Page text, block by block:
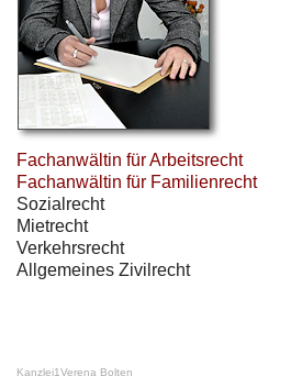
Fachanwältin für Arbeitsrecht
Fachanwältin für Familienrecht
Sozialrecht
Mietrecht
Verkehrsrecht
Allgemeines Zivilrecht
Kanzlei1Verena Bolten